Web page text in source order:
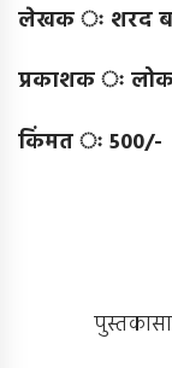
लेखक ः शरद
प्रकाशक ः
किंमत ः 500/-